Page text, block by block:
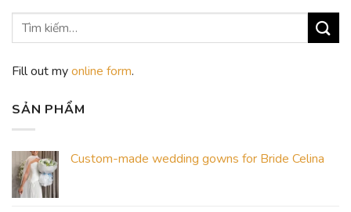
Fill out myonline form.
SẢN PHẨM
Custom-made wedding gowns for Bride Celina